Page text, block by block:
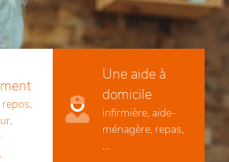
Une aide à
domicile
infirmière, aide-
ménagère, repas,
...